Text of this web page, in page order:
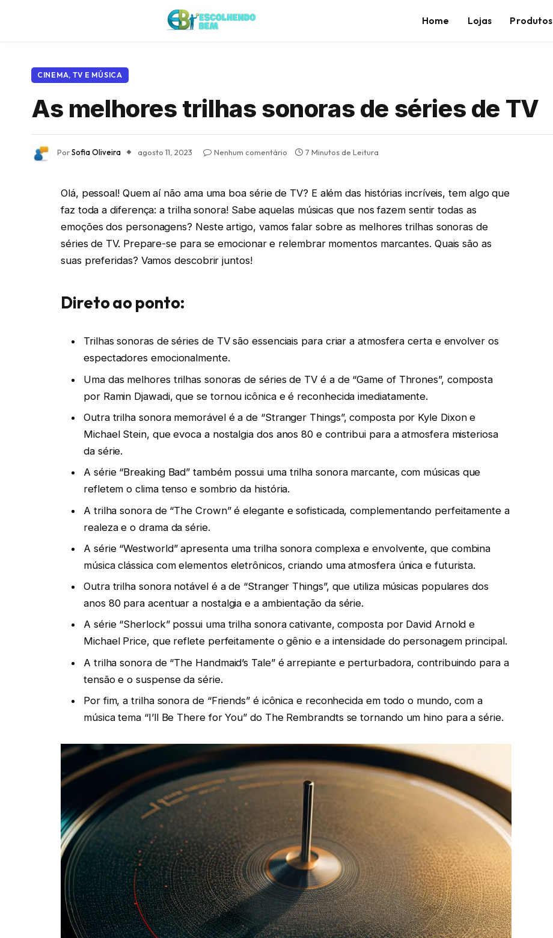
Home Lojas Produtos
CINEMA, TV E MÚSICA
As melhores trilhas sonoras de séries de TV
PorSofia Oliveira agosto 11, 2023 Nenhum comentário 7 Minutos de Leitura
Olá, pessoal! Quem aí não ama uma boa série de TV? E além das histórias incríveis, tem algo que
faz toda a diferença: a trilha sonora! Sabe aquelas músicas que nos fazem sentir todas as
emoções dos personagens? Neste artigo, vamos falar sobre as melhores trilhas sonoras de
séries de TV. Prepare-se para se emocionar e relembrar momentos marcantes. Quais são as
suas preferidas? Vamos descobrir juntos!
Direto ao ponto:
Trilhas sonoras de séries de TV são essenciais para criar a atmosfera certa e envolver os
espectadores emocionalmente.
Uma das melhores trilhas sonoras de séries de TV é a de “Game of Thrones”, composta
por Ramin Djawadi, que se tornou icônica e é reconhecida imediatamente.
Outra trilha sonora memorável é a de “Stranger Things”, composta por Kyle Dixon e
Michael Stein, que evoca a nostalgia dos anos 80 e contribui para a atmosfera misteriosa
da série.
A série “Breaking Bad” também possui uma trilha sonora marcante, com músicas que
refletem o clima tenso e sombrio da história.
A trilha sonora de “The Crown” é elegante e sofisticada, complementando perfeitamente a
realeza e o drama da série.
A série “Westworld” apresenta uma trilha sonora complexa e envolvente, que combina
música clássica com elementos eletrônicos, criando uma atmosfera única e futurista.
Outra trilha sonora notável é a de “Stranger Things”, que utiliza músicas populares dos
anos 80 para acentuar a nostalgia e a ambientação da série.
A série “Sherlock” possui uma trilha sonora cativante, composta por David Arnold e
Michael Price, que reflete perfeitamente o gênio e a intensidade do personagem principal.
A trilha sonora de “The Handmaid’s Tale” é arrepiante e perturbadora, contribuindo para a
tensão e o suspense da série.
Por fim, a trilha sonora de “Friends” é icônica e reconhecida em todo o mundo, com a
música tema “I’ll Be There for You” do The Rembrandts se tornando um hino para a série.